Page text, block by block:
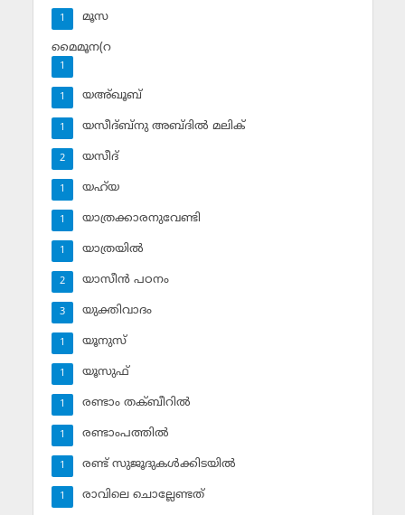
മൂസ
1
മൈമൂന(റ
1
യഅ്ഖൂബ്‌
1
യസീദ്ബ്‌നു അബ്ദില്‍ മലിക്‌
1
യസീദ്‌
2
യഹ്‌യ
1
യാത്രക്കാരനുവേണ്ടി
1
യാത്രയില്‍
1
യാസീന്‍ പഠനം
2
യുക്തിവാദം
3
യൂനുസ്‌
1
യൂസുഫ്‌
1
രണ്ടാം തക്ബീറില്‍
1
രണ്ടാംപത്തില്‍
1
രണ്ട് സുജൂദുകള്‍ക്കിടയില്‍
1
രാവിലെ ചൊല്ലേണ്ടത്
1